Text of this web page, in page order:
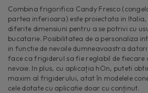
Combina frigorifica Candy Fresco
partea inferioara) este proiectata in Italia,
diferite dimensiuni pentru a se potrivi cu
bucatarie. Posibilitatea de a personaliza
in functie de nevoile dumneavoastra
face ca frigiderul sa fie reglabil de fiecare
nevoie. In plus, cu aplicația hOn, puteti
maxim al frigiderului, atat în modelele
cele dotate cu aplicatie doar cu conținut.